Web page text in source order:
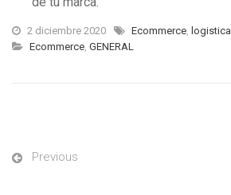
2 diciembre 2020 Ecommerce, logistica
Ecommerce, GENERAL
Previous